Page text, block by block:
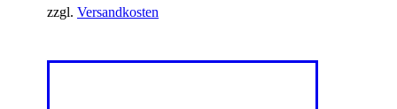
zzgl. Versandkosten